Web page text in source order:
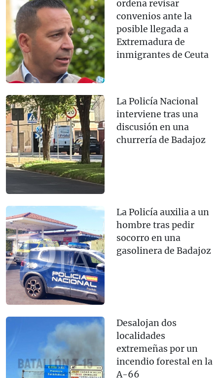
ordena revisar
convenios ante la
posible llegada a
Extremadura de
inmigrantes de Ceuta
La Policía Nacional
interviene tras una
discusión en una
churrería de Badajoz
La Policía auxilia a un
hombre tras pedir
socorro en una
gasolinera de Badajoz
Desalojan dos
localidades
extremeñas por un
incendio forestal en la
A-66